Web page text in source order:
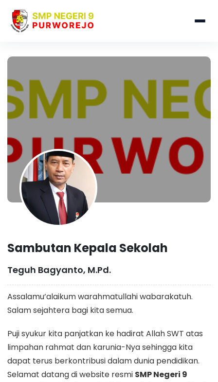
Sambutan Kepala Sekolah
Teguh Bagyanto, M.Pd.
Assalamu’alaikum warahmatullahi wabarakatuh.
Salam sejahtera bagi kita semua.
Puji syukur kita panjatkan ke hadirat Allah SWT atas
limpahan rahmat dan karunia-Nya sehingga kita
dapat terus berkontribusi dalam dunia pendidikan.
Selamat datang di website resmi SMP Negeri 9